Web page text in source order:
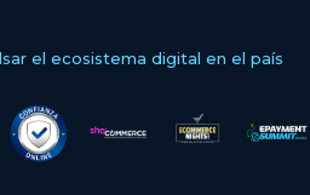
el ecosistema digital en el país